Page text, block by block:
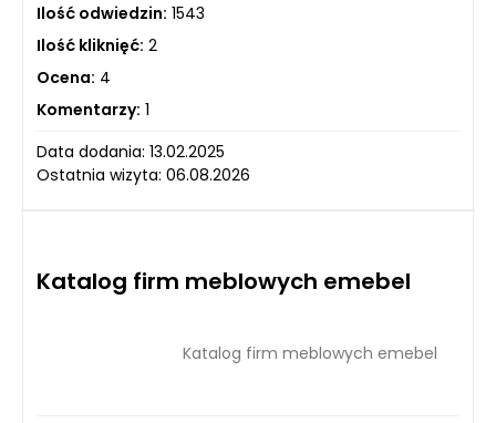
Ilość odwiedzin: 1543
Ilość kliknięć: 2
Ocena: 4
Komentarzy: 1
Data dodania: 13.02.2025
Ostatnia wizyta: 06.08.2026
Katalog firm meblowych emebel
Katalog firm meblowych emebel